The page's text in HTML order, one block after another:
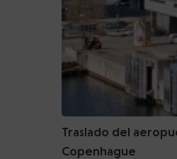
Traslado del
Copenhague